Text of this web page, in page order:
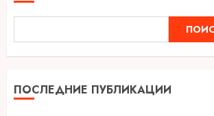
ПОСЛЕДНИЕ ПУБЛИКАЦИИ